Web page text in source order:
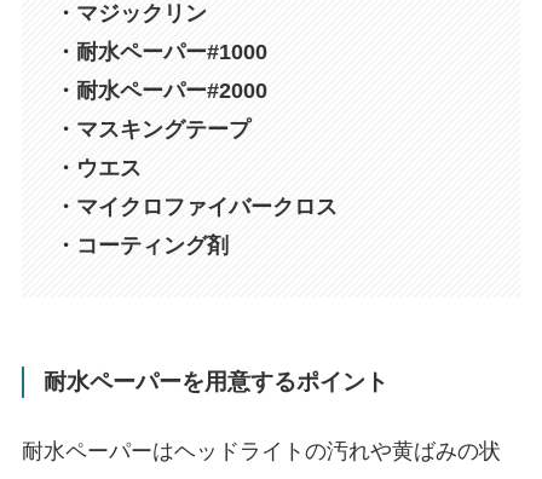
・マジックリン
・耐水ペーパー#1000
・耐水ペーパー#2000
・マスキングテープ
・ウエス
・マイクロファイバークロス
・コーティング剤
耐水ペーパーを用意するポイント
耐水ペーパーはヘッドライトの汚れや黄ばみの状